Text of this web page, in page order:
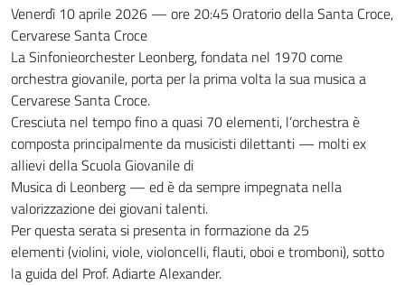
Venerdì 10 aprile 2026 — ore 20:45 Oratorio della Santa Croce,
Cervarese Santa Croce
La Sinfonieorchester Leonberg, fondata nel 1970 come
orchestra giovanile, porta per la prima volta la sua musica a
Cervarese Santa Croce.
Cresciuta nel tempo fino a quasi 70 elementi, l’orchestra è
composta principalmente da musicisti dilettanti — molti ex
allievi della Scuola Giovanile di
Musica di Leonberg — ed è da sempre impegnata nella
valorizzazione dei giovani talenti.
Per questa serata si presenta in formazione da 25
elementi (violini, viole, violoncelli, flauti, oboi e tromboni), sotto
la guida del Prof. Adiarte Alexander.